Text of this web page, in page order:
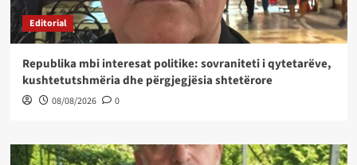
Editorial
Republika mbi interesat politike: sovraniteti i qytetarëve,
kushtetutshmëria dhe përgjegjësia shtetërore
08/08/2026 0